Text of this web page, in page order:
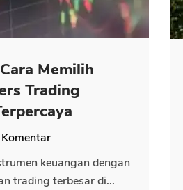
Memilih
Trading
Komentar
keuangan dengan
trading terbesar di...